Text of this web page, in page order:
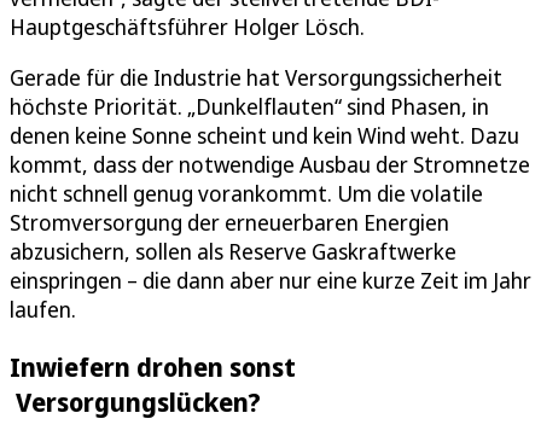
Hauptgeschäftsführer Holger Lösch.
Gerade für die Industrie hat Versorgungssicherheit
höchste Priorität. „Dunkelflauten“ sind Phasen, in
denen keine Sonne scheint und kein Wind weht. Dazu
kommt, dass der notwendige Ausbau der Stromnetze
nicht schnell genug vorankommt. Um die volatile
Stromversorgung der erneuerbaren Energien
abzusichern, sollen als Reserve Gaskraftwerke
einspringen – die dann aber nur eine kurze Zeit im Jahr
laufen.
Inwiefern drohen sonst
Versorgungslücken?